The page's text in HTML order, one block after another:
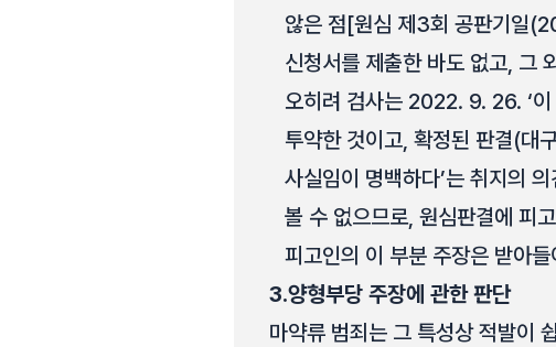
않은 점[원심 제3회 공판기일
신청서를 제출한 바도 없고, 그
오히려 검사는 2022. 9. 26. ‘
투약한 것이고, 확정된 판결(
사실임이 명백하다’는 취지의
볼 수 없으므로, 원심판결에 피
피고인의 이 부분 주장은 받아
3.양형부당 주장에 관한 판단
마약류 범죄는 그 특성상 적발이